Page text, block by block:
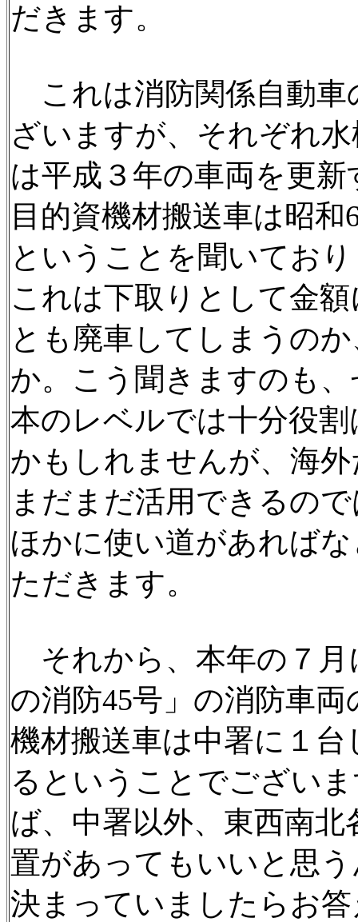
だきます。
これは消防関係自動車
ざいますが、それぞれ
は平成３年の車両を更
目的資機材搬送車は昭
ということを聞いてお
これは下取りとして金
とも廃車してしまうの
か。こう聞きますのも
本のレベルでは十分役
かもしれませんが、海
まだまだ活用できるの
ほかに使い道があれば
ただきます。
それから、本年の７月
の消防45号」の消防車
機材搬送車は中署に１
るということでござい
ば、中署以外、東西南
置があってもいいと思
決まっていましたらお